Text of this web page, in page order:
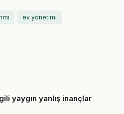
ev yönetimi
yaygın yanlış inançlar